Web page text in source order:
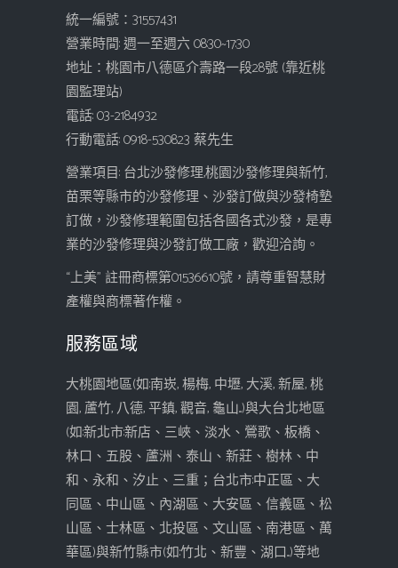
統一編號：31557431
營業時間: 週一至週六 08:30~17:30
地址：桃園市八德區介壽路一段28號 (靠近桃
園監理站)
電話: 03-2184932
行動電話: 0918-530823 蔡先生
營業項目: 台北沙發修理,桃園沙發修理與新竹,
苗栗等縣市的沙發修理、沙發訂做與沙發椅墊
訂做，沙發修理範圍包括各國各式沙發，是專
業的沙發修理與沙發訂做工廠，歡迎洽詢。
“上美” 註冊商標第01536610號，請尊重智慧財
產權與商標著作權。
服務區域
大桃園地區(如:南崁, 楊梅, 中壢, 大溪, 新屋, 桃
園, 蘆竹, 八德, 平鎮, 觀音, 龜山...)與大台北地區
(如:新北市:新店、三峽、淡水、鶯歌、板橋、
林口、五股、蘆洲、泰山、新莊、樹林、中
和、永和、汐止、三重；台北市:中正區、大
同區、中山區、內湖區、大安區、信義區、松
山區、士林區、北投區、文山區、南港區、萬
華區)與新竹縣市(如:竹北、新豐、湖口...)等地